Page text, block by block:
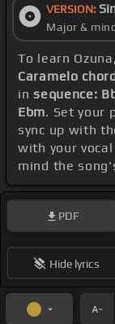
VERSION:
Major &
To learn
Caramelo
insequence:
Ebm. Set your
sync up with
with your
mind the
PDF
Hide lyrics